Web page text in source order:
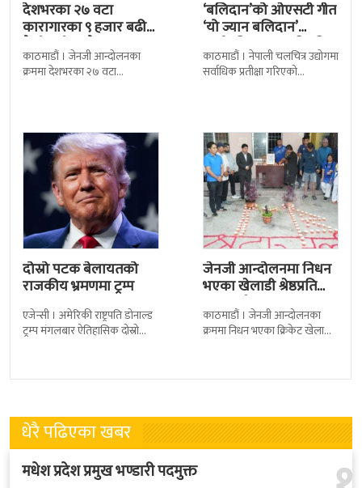
देशभरका २७ वटा
कारागारका ९ हजार बढी
कैदीबन्दी अझै फरार
काठमाडौं । जेनजी आन्दोलनका
क्रममा देशभरका २७ वटा
‘बलिदान’को ओएसटी गीत
‘यो ज्यान बलिदान’
सार्वजनिक, मातृभूमिप्रति
पुत्रको भावनात्मक…
काठमाडौं । नेपाली चलचित्र उद्योगमा
सर्वाधिक प्रतीक्षा गरिएको
दोस्रो पटक बेलायतको
राजकीय भ्रमणमा ट्रम्प
एजेन्सी । अमेरिकी राष्ट्रपति डोनाल्ड
ट्रम्प मंगलबार ऐतिहासिक दोस्रो
बेलायत सरकारले
जेनजी आन्दोलनमा निधन
भएका खेलाडी श्रेष्ठप्रति
श्रद्धाञ्जली
काठमाडौं । जेनजी आन्दोलनका
क्रममा निधन भएका क्रिकेट खेलाडी
त्रिपुरेश्वरस्थीत राष्ट्रिय खेलकुद
धेरै पढिएका खबर
मधेश प्रदेश प्रमुख भण्डारी पदमुक्त